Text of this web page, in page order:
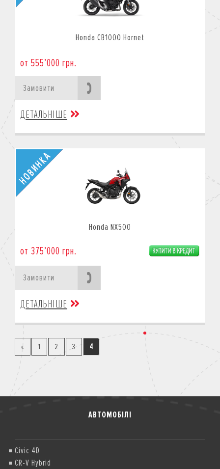
Honda CB1000 Hornet
от 555’000 грн.
Замовити
ДЕТАЛЬНІШЕ
Honda NX500
от 375’000 грн.
Замовити
ДЕТАЛЬНІШЕ
« 1 2 3 4
АВТОМОБІЛІ
Civic 4D
CR-V Hybrid